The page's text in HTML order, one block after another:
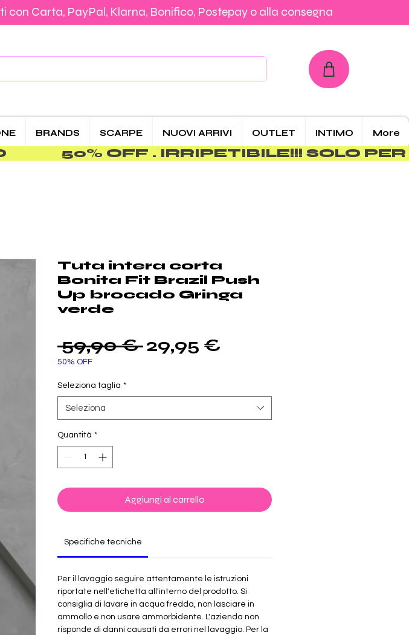
Gratis da €39,90 | Pagamenti con Carta, PayPal, Klarna, Bonifico, Postepay o alla consegna
con Carta, PayPal, Klarna, Bonifico, Postepay o alla consegna
BRANDS SCARPE NUOVI ARRIVI OUTLET INTIMO More
Tuta intera corta
Bonita Fit Brazil Push
Up brocado Gringa
verde
59,90 € Prezzo
29,95 €
50% OFF
Seleziona taglia *
Seleziona
Quantità *
Aggiungi al carrello
Specifiche tecniche
Per il lavaggio seguire attentamente le istruzioni
riportate nell'etichetta all'interno del prodotto. Si
consiglia di lavare in acqua fredda, non lasciare in
ammollo e non usare ammorbidente. L'azienda non
risponde di danni causati da errori nel lavaggio. Per la